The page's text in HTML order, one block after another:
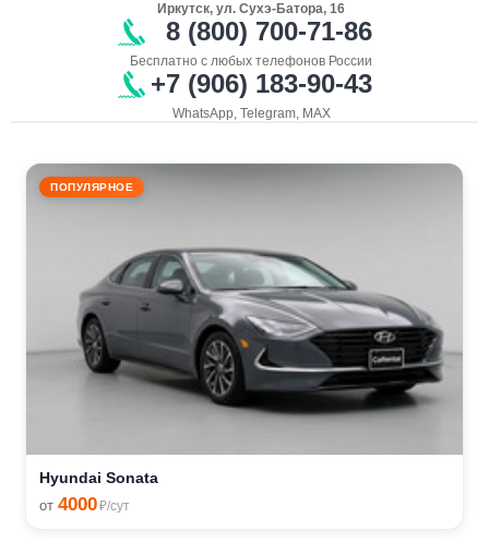
Иркутск, ул. Сухэ-Батора, 16
8 (800) 700-71-86
Бесплатно с любых телефонов России
+7 (906) 183-90-43
WhatsApp, Telegram, MAX
ПОПУЛЯРНОЕ
Hyundai Sonata
от 4000₽/сут